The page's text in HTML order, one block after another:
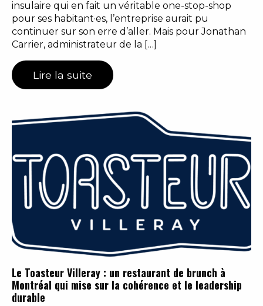
insulaire qui en fait un véritable one-stop-shop
pour ses habitant·es, l’entreprise aurait pu
continuer sur son erre d’aller. Mais pour Jonathan
Carrier, administrateur de la […]
Lire la suite
Le Toasteur Villeray : un restaurant de brunch à
Montréal qui mise sur la cohérence et le leadership
durable